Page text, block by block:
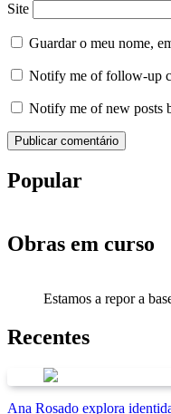
Site
Guardar o meu nome,
Notify me of follow-up
Notify me of new posts
Popular
Obras em curso
Estamos a repor a
Recentes
Ana Rosado explora